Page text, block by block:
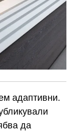
адаптивни.
да